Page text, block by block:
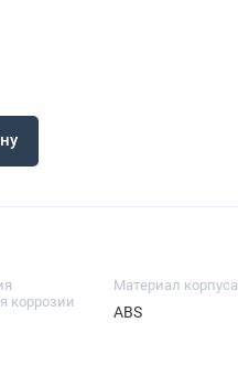
коррозии
Материал корпуса
ABS